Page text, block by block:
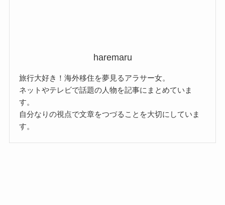
haremaru
旅行大好き！海外移住を夢見るアラサー女。
ネットやテレビで話題の人物を記事にまとめていま
す。
自分なりの視点で文章をつづることを大切にしていま
す。